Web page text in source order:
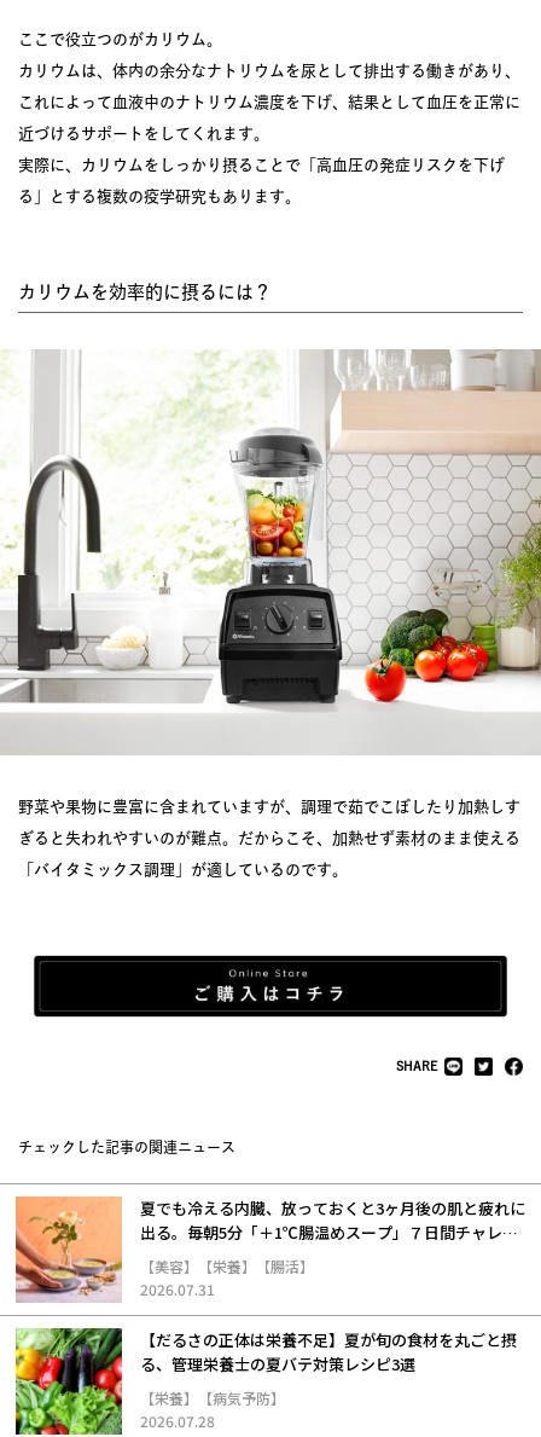
ここで役立つのがカリウム。
カリウムは、体内の余分なナトリウムを尿として排出する働きがあり、
これによって血液中のナトリウム濃度を下げ、結果として血圧を正常に
近づけるサポートをしてくれます。
実際に、カリウムをしっかり摂ることで「高血圧の発症リスクを下げ
る」とする複数の疫学研究もあります。
カリウムを効率的に摂るには？
野菜や果物に豊富に含まれていますが、調理で茹でこぼしたり加熱しす
ぎると失われやすいのが難点。だからこそ、加熱せず素材のまま使える
「バイタミックス調理」が適しているのです。
SHARE
チェックした記事の関連ニュース
夏でも冷える内臓、放っておくと3ヶ月後の肌と疲れに
出る。毎朝5分「＋1℃腸温めスープ」７日間チャレン
ジ【美容】【栄養】【腸活】
2026.07.31
【だるさの正体は栄養不足】夏が旬の食材を丸ごと摂
る、管理栄養士の夏バテ対策レシピ3選
【栄養】【病気予防】
2026.07.28